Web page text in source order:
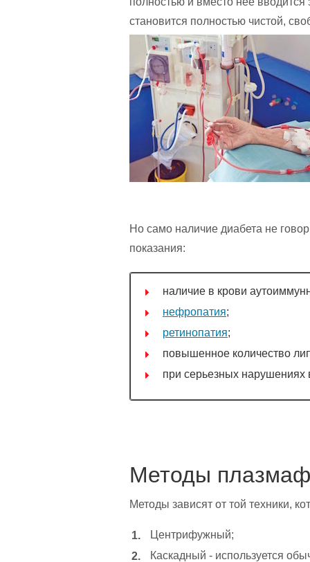
становится полностью чистой,
Но само наличие диабета не
показания:
наличие в крови
нефропатия;
ретинопатия;
повышенное количество
при серьезных
Методы
Методы зависят от той техники,
Центрифужный;
Каскадный - используется